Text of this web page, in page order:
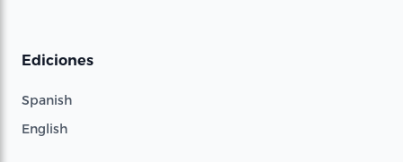
Ediciones
Spanish
English